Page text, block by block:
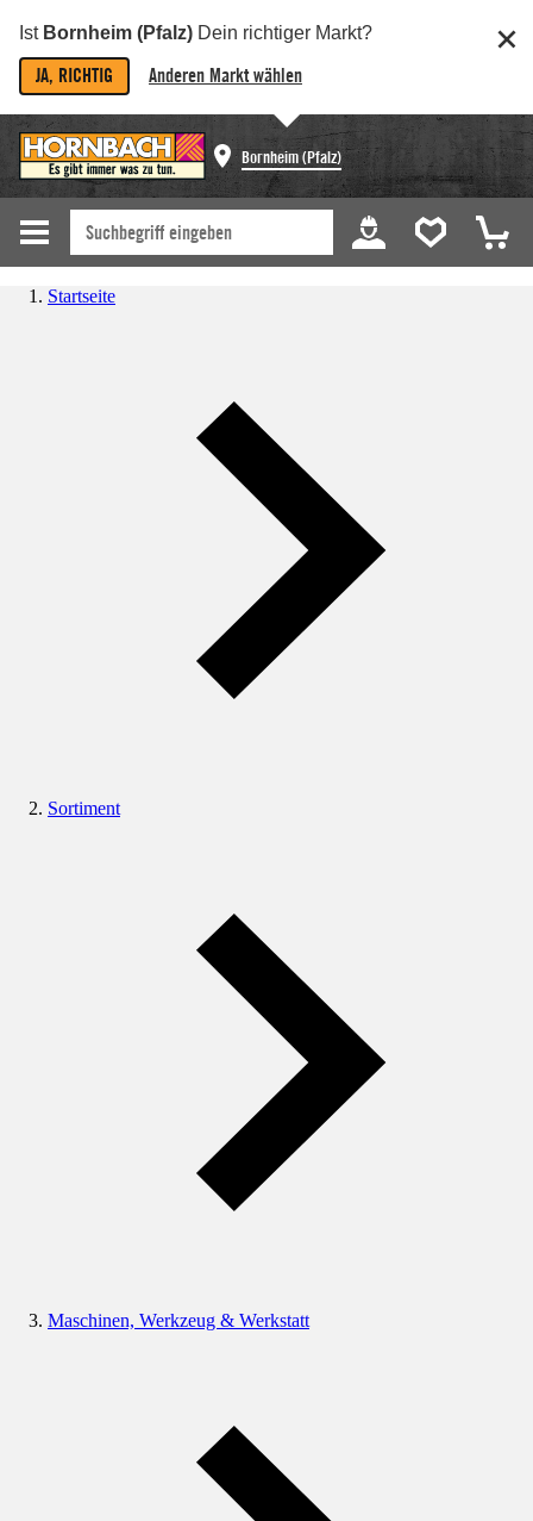
Ist Bornheim (Pfalz) Dein richtiger Markt?
JA, RICHTIG Anderen Markt wählen
Bornheim (Pfalz)
Startseite
Sortiment
Maschinen, Werkzeug & Werkstatt